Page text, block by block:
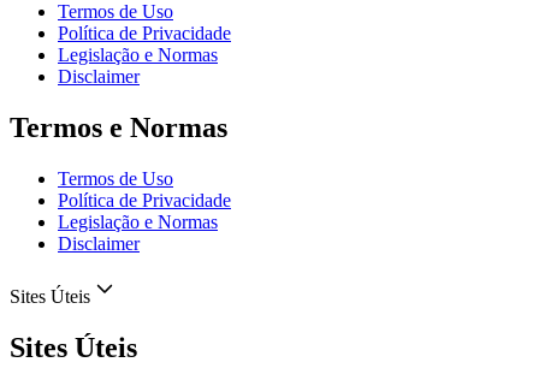
Termos de Uso
Política de Privacidade
Legislação e Normas
Disclaimer
Termos e Normas
Termos de Uso
Política de Privacidade
Legislação e Normas
Disclaimer
Sites Úteis
Sites Úteis